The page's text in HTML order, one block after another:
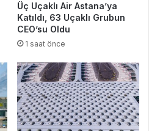
Üç Uçaklı Air Astana’ya
Katıldı, 63 Uçaklı Grubun
CEO’su Oldu
1 saat önce